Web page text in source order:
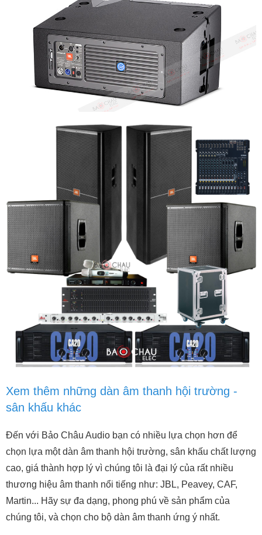
Xem thêm những dàn âm thanh hội trường -
sân khấu khác
Đến với Bảo Châu Audio bạn có nhiều lựa chọn hơn để
chọn lựa một dàn âm thanh hội trường, sân khấu chất lượng
cao, giá thành hợp lý vì chúng tôi là đại lý của rất nhiều
thương hiệu âm thanh nổi tiếng như: JBL, Peavey, CAF,
Martin... Hãy sự đa dạng, phong phú về sản phẩm của
chúng tôi, và chọn cho bộ dàn âm thanh ứng ý nhất.